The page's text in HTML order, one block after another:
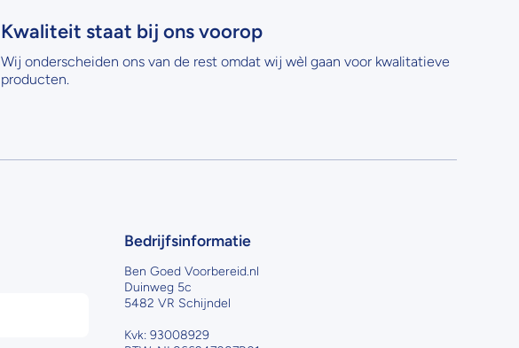
Kwaliteit staat bij ons voorop
Wij onderscheiden ons van de rest omdat wij wèl gaan voor kwalitatieve
producten.
Bedrijfsinformatie
Ben Goed Voorbereid.nl
Duinweg 5c
5482 VR Schijndel
Kvk: 93008929